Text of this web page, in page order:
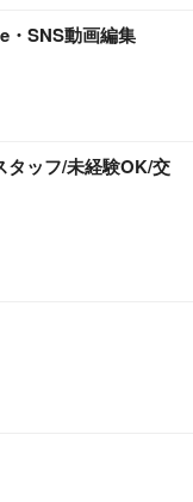
・SNS動画編集
タッフ/未経験OK/交